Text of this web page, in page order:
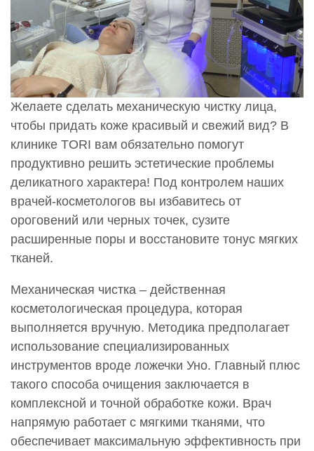
Желаете сделать механическую чистку лица,
чтобы придать коже красивый и свежий вид? В
клинике TORI вам обязательно помогут
продуктивно решить эстетические проблемы
деликатного характера! Под контролем наших
врачей-косметологов вы избавитесь от
ороговений или черных точек, сузите
расширенные поры и восстановите тонус мягких
тканей.
Механическая чистка – действенная
косметологическая процедура, которая
выполняется вручную. Методика предполагает
использование специализированных
инструментов вроде ложечки Уно. Главный плюс
такого способа очищения заключается в
комплексной и точной обработке кожи. Врач
напрямую работает с мягкими тканями, что
обеспечивает максимальную эффективность при